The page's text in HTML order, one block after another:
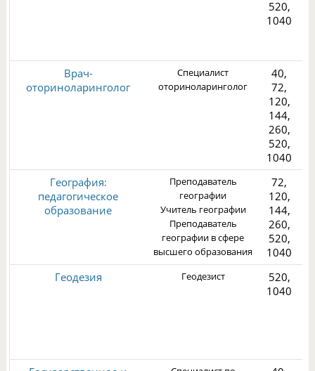
520,
1040
Врач-
оториноларинголог
Специалист
оториноларинголог
40,
72,
120,
144,
260,
520,
1040
География:
педагогическое
образование
Преподаватель
географии
Учитель географии
Преподаватель
географии в сфере
высшего образования
72,
120,
144,
260,
520,
1040
Геодезия
Геодезист
520,
1040